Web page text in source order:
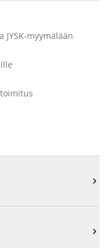
myymälään

